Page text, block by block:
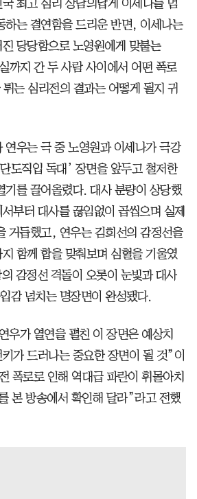
최고 심리 상담의답게 이세나를 멈
하는 결연함을 드리운 반면, 이세나는
당당함으로 노영원에게 맞붙는
까지 간 두 사람 사이에서 어떤 폭로
는 심리전의 결과는 어떻게 될지 귀
연우는 극 중 노영원과 이세나가 극강
도직입 독대’ 장면을 앞두고 철저한
기를 끌어올렸다. 대사 분량이 상당했
부터 대사를 끊임없이 곱씹으며 실제
거듭했고, 연우는 김희선의 감정선을
함께 합을 맞춰보며 심혈을 기울였
감정선 격돌이 오롯이 눈빛과 대사
감 넘치는 명장면이 완성됐다.
우가 열연을 펼친 이 장면은 예상치
가 드러나는 중요한 장면이 될 것”이
폭로로 인해 역대급 파란이 휘몰아치
본 방송에서 확인해 달라”라고 전했